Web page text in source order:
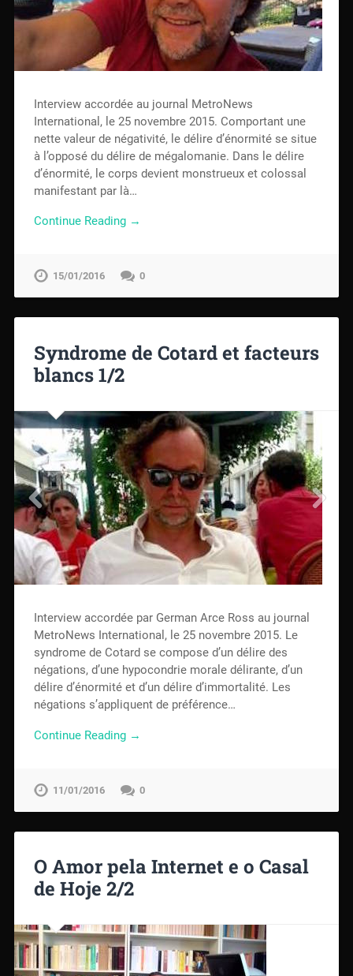
Interview accordée au journal MetroNews
International, le 25 novembre 2015. Comportant une
nette valeur de négativité, le délire d’énormité se situe
à l’opposé du délire de mégalomanie. Dans le délire
d’énormité, le corps devient monstrueux et colossal
manifestant par là…
Continue Reading →
15/01/2016 0
Syndrome de Cotard et facteurs
blancs 1/2
Interview accordée par German Arce Ross au journal
MetroNews International, le 25 novembre 2015. Le
syndrome de Cotard se compose d’un délire des
négations, d’une hypocondrie morale délirante, d’un
délire d’énormité et d’un délire d’immortalité. Les
négations s’appliquent de préférence…
Continue Reading →
11/01/2016 0
O Amor pela Internet e o Casal
de Hoje 2/2